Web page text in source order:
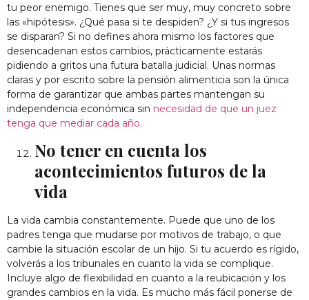
tu peor enemigo. Tienes que ser muy, muy concreto sobre
las «hipótesis». ¿Qué pasa si te despiden? ¿Y si tus ingresos
se disparan? Si no defines ahora mismo los factores que
desencadenan estos cambios, prácticamente estarás
pidiendo a gritos una futura batalla judicial. Unas normas
claras y por escrito sobre la pensión alimenticia son la única
forma de garantizar que ambas partes mantengan su
independencia económica sin necesidad de que un juez
tenga que mediar cada año.
No tener en cuenta los
acontecimientos futuros de la
vida
La vida cambia constantemente. Puede que uno de los
padres tenga que mudarse por motivos de trabajo, o que
cambie la situación escolar de un hijo. Si tu acuerdo es rígido,
volverás a los tribunales en cuanto la vida se complique.
Incluye algo de flexibilidad en cuanto a la reubicación y los
grandes cambios en la vida. Es mucho más fácil ponerse de